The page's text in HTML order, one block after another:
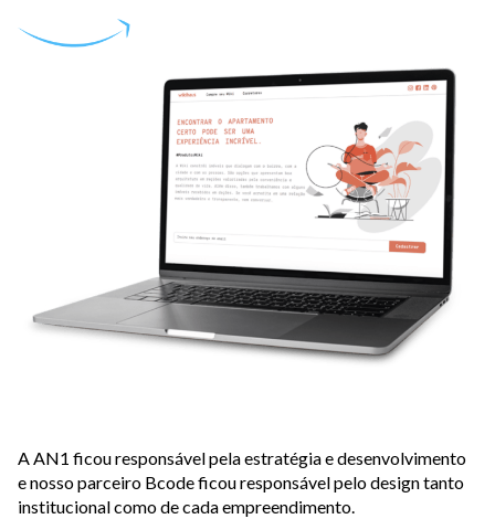
A AN1 ficou responsável pela estratégia e desenvolvimento
e nosso parceiro Bcode ficou responsável pelo design tanto
institucional como de cada empreendimento.